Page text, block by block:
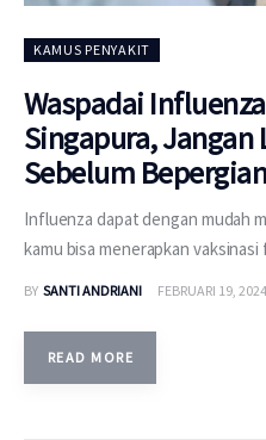
KAMUS PENYAKIT
Waspadai
Singapura, Jangan
Sebelum
Influenza dapat dengan mudah
kamu bisa menerapkan vaksinasi
BY SANTI ANDRIANI FEBRUARI 19, 2024
READ MORE